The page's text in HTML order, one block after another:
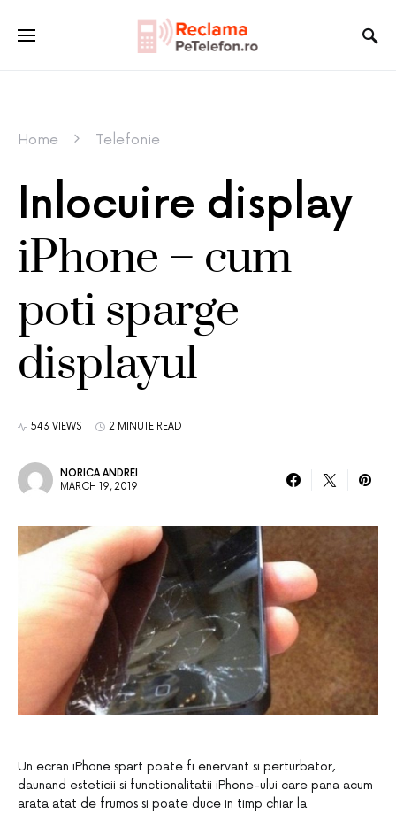
Home Telefonie
Inlocuire display
iPhone – cum
poti sparge
displayul
543 VIEWS 2 MINUTE READ
NORICA ANDREI
MARCH 19, 2019
Un ecran iPhone spart poate fi enervant si perturbator,
daunand esteticii si functionalitatii iPhone-ului care pana acum
arata atat de frumos si poate duce in timp chiar la